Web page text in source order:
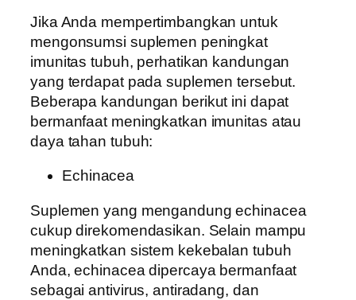
Jika Anda mempertimbangkan untuk
mengonsumsi suplemen peningkat
imunitas tubuh, perhatikan kandungan
yang terdapat pada suplemen tersebut.
Beberapa kandungan berikut ini dapat
bermanfaat meningkatkan imunitas atau
daya tahan tubuh:
Echinacea
Suplemen yang mengandung echinacea
cukup direkomendasikan. Selain mampu
meningkatkan sistem kekebalan tubuh
Anda, echinacea dipercaya bermanfaat
sebagai antivirus, antiradang, dan